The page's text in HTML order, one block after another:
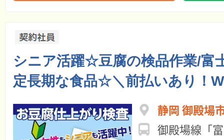
シニア活躍☆豆腐の検品作業/富
定長期な食品☆＼前払いあり！
静岡 御殿場
御殿場線「